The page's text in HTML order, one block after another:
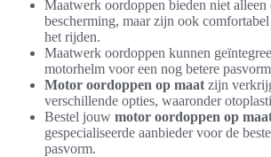
Maatwerk oordoppen bieden niet alleen
bescherming, maar zijn ook
het rijden.
Maatwerk oordoppen kunnen
motorhelm voor een nog betere
Motor oordoppen op maat zijn
verschillende opties, waaronder
Bestel jouw motor oordoppen op
gespecialiseerde aanbieder voor de
pasvorm.